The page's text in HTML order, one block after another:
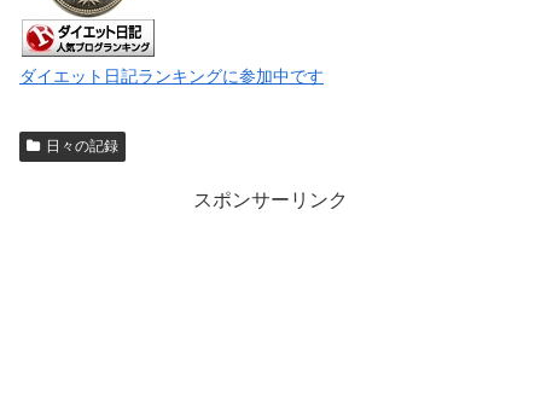
ダイエット日記ランキングに参加中です
日々の記録
スポンサーリンク